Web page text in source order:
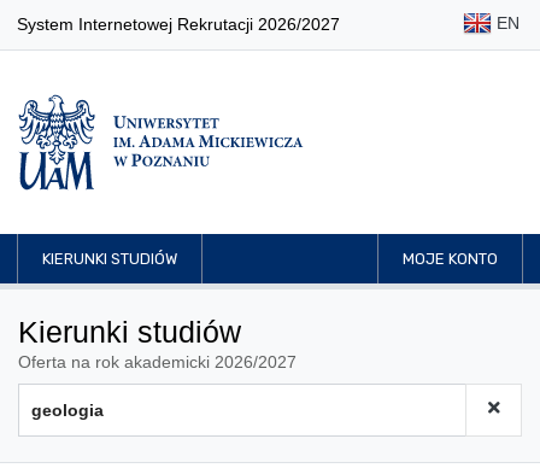
System Internetowej Rekrutacji 2026/2027 EN
KIERUNKI STUDIÓW MOJE KONTO
Kierunki studiów
Oferta na rok akademicki 2026/2027